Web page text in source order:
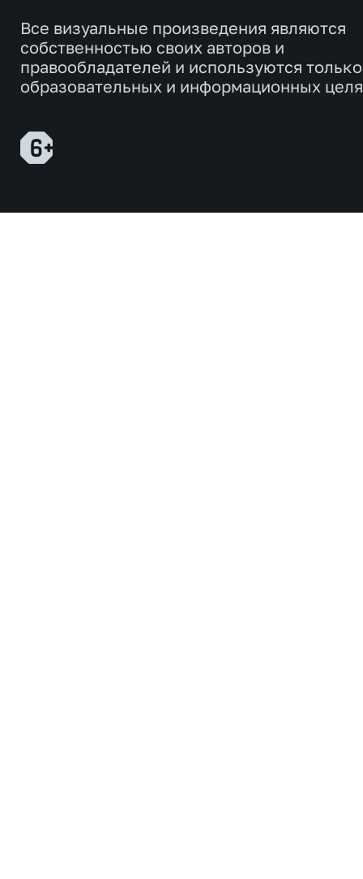
Все визуальные произведения являются
собственностью своих авторов и
правообладателей и используются
образовательных и информационных